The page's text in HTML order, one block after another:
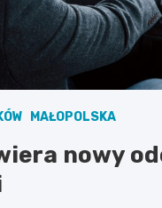
MAŁOPOLSKA
nowy